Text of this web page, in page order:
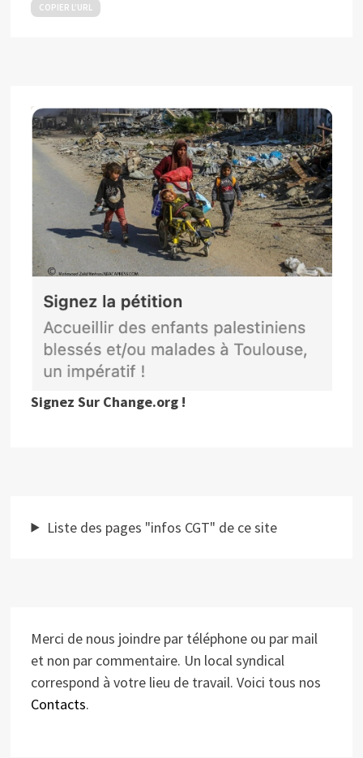
COPIER L’URL
Signez Sur Change.org !
Liste des pages "infos CGT" de ce site
Merci de nous joindre par téléphone ou par mail
et non par commentaire. Un local syndical
correspond à votre lieu de travail. Voici tous nos
Contacts.